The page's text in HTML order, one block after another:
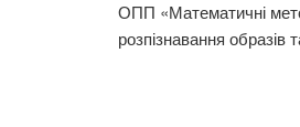
ОПП «Математичні
розпізнавання образів